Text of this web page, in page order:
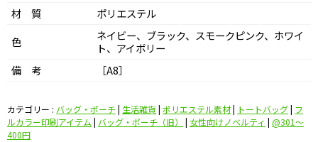
材 質
ポリエステル
色
ネイビー、ブラック、スモークピンク、ホワイ
ト、アイボリー
備 考
［A8］
カテゴリー : バッグ・ポーチ| 生活雑貨| ポリエステル素材| トートバッグ| フ
ルカラー印刷アイテム | バッグ・ポーチ（旧） | 女性向けノベルティ | @301〜
400円